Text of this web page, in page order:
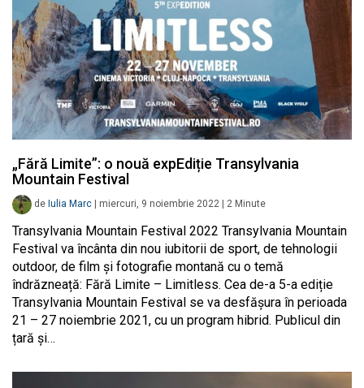
„Fără Limite”: o nouă expEdiție Transylvania
Mountain Festival
de Iulia Marc miercuri, 9 noiembrie 2022 2 Minute
Transylvania Mountain Festival 2022 Transylvania Mountain
Festival va încânta din nou iubitorii de sport, de tehnologii
outdoor, de film și fotografie montană cu o temă
îndrăzneață: Fără Limite – Limitless. Cea de-a 5-a ediție
Transylvania Mountain Festival se va desfășura în perioada
21 – 27 noiembrie 2021, cu un program hibrid. Publicul din
țară și…